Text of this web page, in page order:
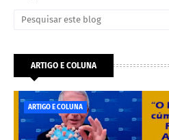
ARTIGO E COLUNA
ARTIGO E COLUNA